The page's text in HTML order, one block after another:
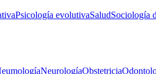
Psicología evolutivaSaludSociología
NeurologíaObstetricia